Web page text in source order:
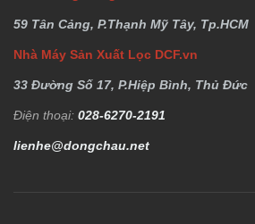
59 Tân Cảng, P.Thạnh Mỹ Tây, Tp.HCM
Nhà Máy Sản Xuất Lọc DCF.vn
33 Đường Số 17, P.Hiệp Bình, Thủ Đức
Điện thoại: 028-6270-2191
lienhe@dongchau.net